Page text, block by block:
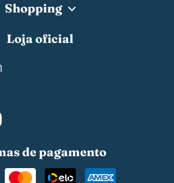
Shopping
Loja oficial
de pagamento